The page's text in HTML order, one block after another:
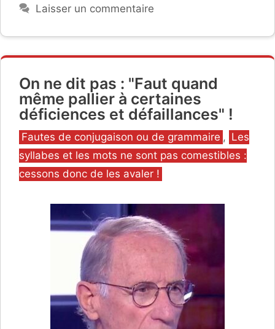
Laisser un commentaire
On ne dit pas : "Faut quand
même pallier à certaines
déficiences et défaillances" !
Catégories
Fautes de conjugaison ou de grammaire , Les
syllabes et les mots ne sont pas comestibles :
cessons donc de les avaler !